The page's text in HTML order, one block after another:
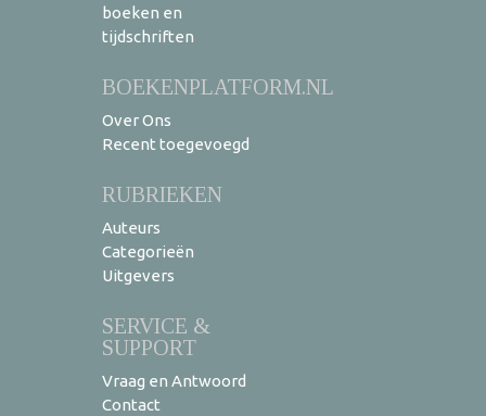
boeken en
tijdschriften
BOEKENPLATFORM.NL
Over Ons
Recent toegevoegd
RUBRIEKEN
Auteurs
Categorieën
Uitgevers
SERVICE &
SUPPORT
Vraag en Antwoord
Contact